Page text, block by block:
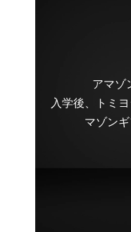
アマゾ
入学後、トミ
マゾン